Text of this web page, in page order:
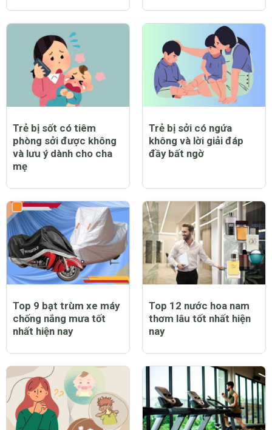
Trẻ bị sốt có tiêm
phòng sởi được không
và lưu ý dành cho cha
mẹ
Trẻ bị sởi có ngứa
không và lời giải đáp
đầy bất ngờ
Top 9 bạt trùm xe máy
chống nắng mưa tốt
nhất hiện nay
Top 12 nước hoa nam
thơm lâu tốt nhất hiện
nay